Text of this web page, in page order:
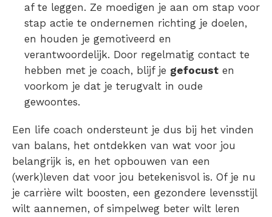
af te leggen. Ze moedigen je aan om stap voor
stap actie te ondernemen richting je doelen,
en houden je gemotiveerd en
verantwoordelijk. Door regelmatig contact te
hebben met je coach, blijf je gefocust en
voorkom je dat je terugvalt in oude
gewoontes.
Een life coach ondersteunt je dus bij het vinden
van balans, het ontdekken van wat voor jou
belangrijk is, en het opbouwen van een
(werk)leven dat voor jou betekenisvol is. Of je nu
je carrière wilt boosten, een gezondere levensstijl
wilt aannemen, of simpelweg beter wilt leren